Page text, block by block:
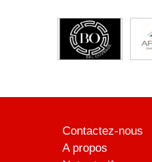
Contactez-nous
A propos